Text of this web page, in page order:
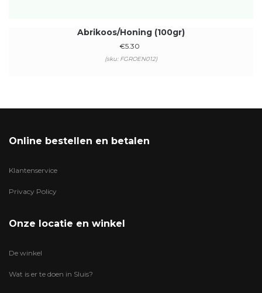
Abrikoos/Honing (100gr)
€5.30
(sku: FGROEN012)
Online bestellen en betalen
Klantenservice
Privacy Policy
Onze locatie en winkel
De winkel
Wat is er te doen in Sluis?